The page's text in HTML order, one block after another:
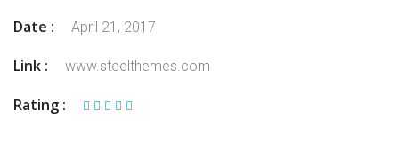
Date : April 21, 2017
Link : www.steelthemes.com
Rating :